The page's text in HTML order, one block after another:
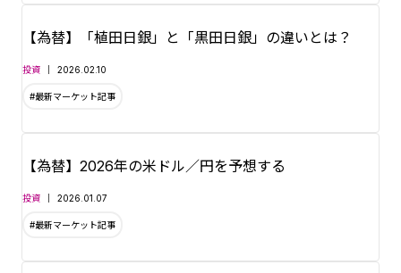
舗で専門スタッフに相談す
ることもできるため、資産
運用が初めての方でも安心
す。
【為替】「植田日銀」と「黒田日銀」の違いとは？
投資 2026.02.10
#最新マーケット記事
【為替】2026年の米ドル／円を予想する
投資 2026.01.07
#最新マーケット記事